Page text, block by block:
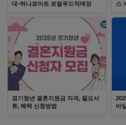
대-하나로마트 로컬푸드직매장 스
경기청년 결혼지원금 자격, 필요서
류, 혜택 신청방법
바